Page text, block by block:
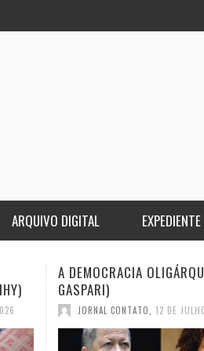
ARQUIVO DIGITAL EXPEDIENTE
O LUTO DA COPA E O
2030 (JC SEBE BOM MEIHY)
JORNAL CONTATO 12 DE